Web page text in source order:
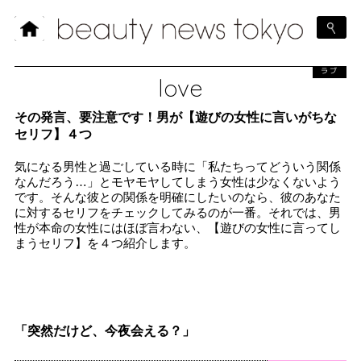
love
ラブ
その発言、要注意です！男が【遊びの女性に言いがちな
セリフ】４つ
気になる男性と過ごしている時に「私たちってどういう関係
なんだろう…」とモヤモヤしてしまう女性は少なくないよう
です。そんな彼との関係を明確にしたいのなら、彼のあなた
に対するセリフをチェックしてみるのが一番。それでは、男
性が本命の女性にはほぼ言わない、【遊びの女性に言ってし
まうセリフ】を４つ紹介します。
「突然だけど、今夜会える？」